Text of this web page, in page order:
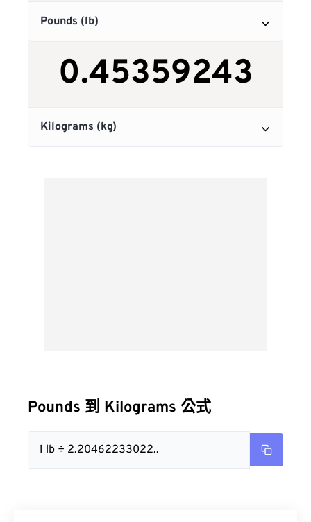
Pounds 到 Kilograms 公式
1 lb ÷ 2.20462233022..